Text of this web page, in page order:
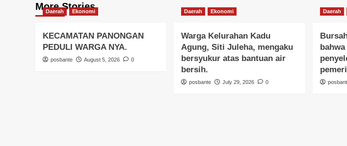
More Stories
Daerah Ekonomi
KECAMATAN PANONGAN
PEDULI WARGA NYA.
posbante August 5, 2026 0
Daerah Ekonomi
Warga Kelurahan Kadu
Agung, Siti Juleha, mengaku
bersyukur atas bantuan air
bersih.
posbante July 29, 2026 0
Daerah